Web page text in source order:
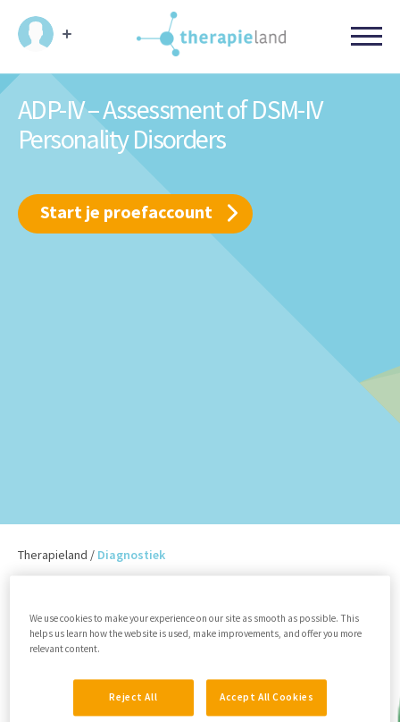
ADP-IV – Assessment of DSM-IV
Personality Disorders
Start je proefaccount
Therapieland / Diagnostiek
We use cookies to make your experience on our site as smooth as possible. This
helps us learn how the website is used, make improvements, and offer you more
relevant content.
Reject All Accept All Cookies